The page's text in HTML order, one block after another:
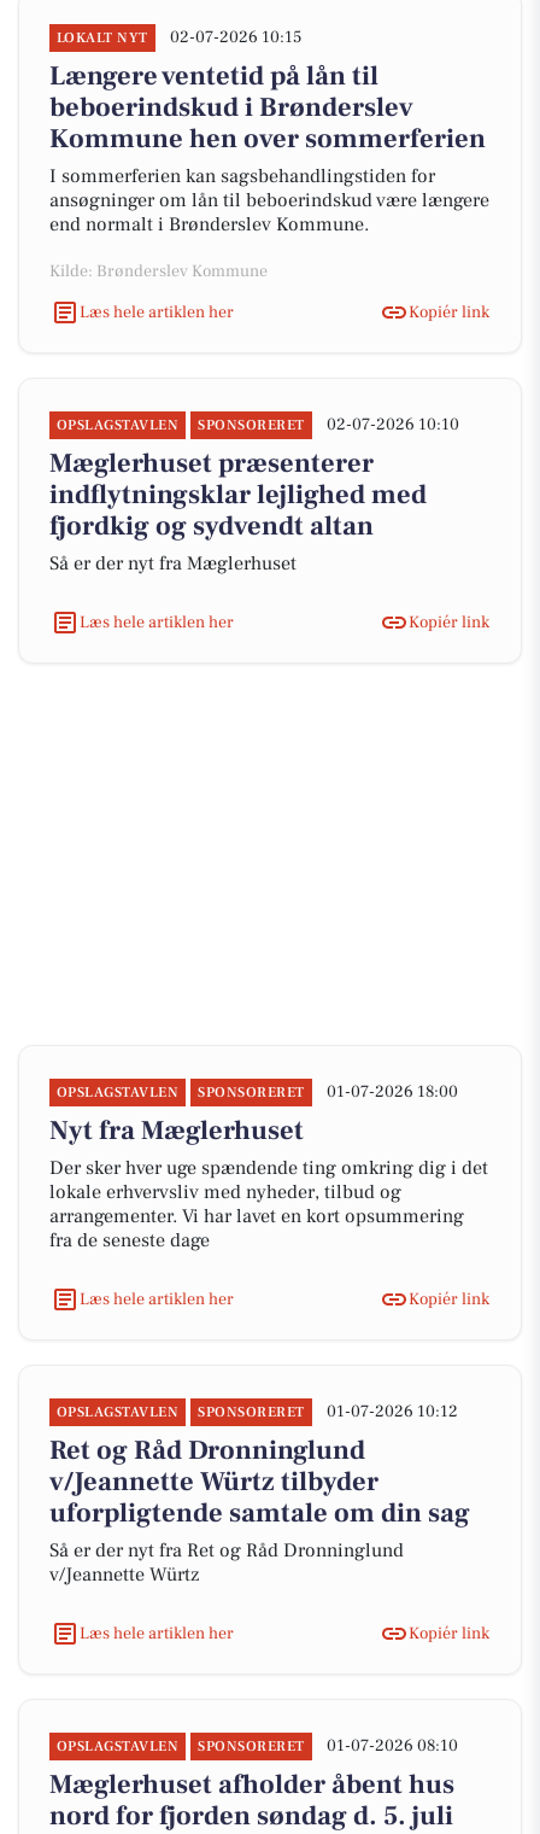
LOKALT NYT 02-07-2026 10:15
Længere ventetid på lån til
beboerindskud i Brønderslev
Kommune hen over sommerferien
I sommerferien kan sagsbehandlingstiden for
ansøgninger om lån til beboerindskud være længere
end normalt i Brønderslev Kommune.
Kilde: Brønderslev Kommune
Læs hele artiklen her
Kopiér link
OPSLAGSTAVLEN SPONSORERET 02-07-2026 10:10
Mæglerhuset præsenterer
indflytningsklar lejlighed med
fjordkig og sydvendt altan
Så er der nyt fra Mæglerhuset
Læs hele artiklen her Kopiér link
OPSLAGSTAVLEN SPONSORERET 01-07-2026 18:00
Nyt fra Mæglerhuset
Der sker hver uge spændende ting omkring dig i det
lokale erhvervsliv med nyheder, tilbud og
arrangementer. Vi har lavet en kort opsummering
fra de seneste dage
Læs hele artiklen her Kopiér link
OPSLAGSTAVLEN SPONSORERET 01-07-2026 10:12
Ret og Råd Dronninglund
v/Jeannette Würtz tilbyder
uforpligtende samtale om din sag
Så er der nyt fra Ret og Råd Dronninglund
v/Jeannette Würtz
Læs hele artiklen her Kopiér link
OPSLAGSTAVLEN SPONSORERET 01-07-2026 08:10
Mæglerhuset afholder åbent hus
nord for fjorden søndag d. 5. juli